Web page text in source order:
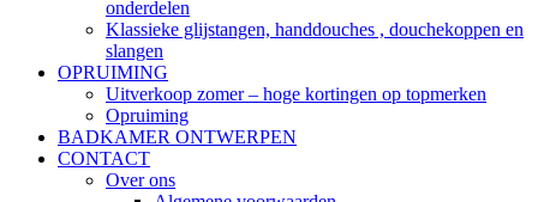
onderdelen
Klassieke glijstangen, handdouches , douchekoppen en
slangen
OPRUIMING
Uitverkoop zomer – hoge kortingen op topmerken
Opruiming
BADKAMER ONTWERPEN
CONTACT
Over ons